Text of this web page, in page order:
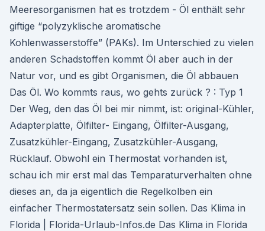
Meeresorganismen hat es trotzdem - Öl enthält sehr
giftige “polyzyklische aromatische
Kohlenwasserstoffe” (PAKs). Im Unterschied zu vielen
anderen Schadstoffen kommt Öl aber auch in der
Natur vor, und es gibt Organismen, die Öl abbauen
Das Öl. Wo kommts raus, wo gehts zurück ? : Typ 1
Der Weg, den das Öl bei mir nimmt, ist: original-Kühler,
Adapterplatte, Ölfilter- Eingang, Ölfilter-Ausgang,
Zusatzkühler-Eingang, Zusatzkühler-Ausgang,
Rücklauf. Obwohl ein Thermostat vorhanden ist,
schau ich mir erst mal das Temparaturverhalten ohne
dieses an, da ja eigentlich die Regelkolben ein
einfacher Thermostatersatz sein sollen. Das Klima in
Florida | Florida-Urlaub-Infos.de Das Klima in Florida